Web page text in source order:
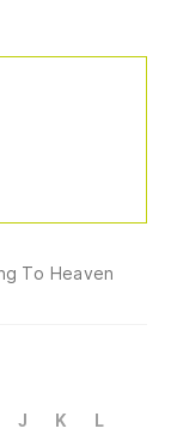
To Heaven
J K
L